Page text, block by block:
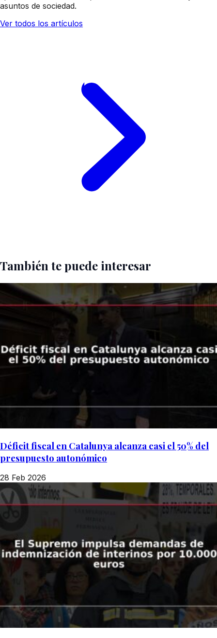
asuntos de sociedad.
Ver todos los artículos
También te puede interesar
Déficit fiscal en Catalunya alcanza casi el 50% del
presupuesto autonómico
28 Feb 2026